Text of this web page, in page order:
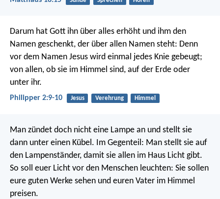
Darum hat Gott ihn über alles erhöht und ihm den
Namen geschenkt, der über allen Namen steht: Denn
vor dem Namen Jesus wird einmal jedes Knie gebeugt;
von allen, ob sie im Himmel sind, auf der Erde oder
unter ihr.
Philipper 2:9-10 Jesus Verehrung Himmel
Man zündet doch nicht eine Lampe an und stellt sie
dann unter einen Kübel. Im Gegenteil: Man stellt sie auf
den Lampenständer, damit sie allen im Haus Licht gibt.
So soll euer Licht vor den Menschen leuchten: Sie sollen
eure guten Werke sehen und euren Vater im Himmel
preisen.